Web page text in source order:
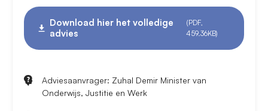
Download hier het volledige
advies
(PDF,
459.36KB)
Adviesaanvrager: Zuhal Demir Minister van
Onderwijs, Justitie en Werk